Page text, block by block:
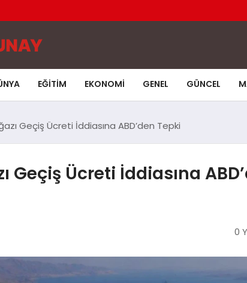
EĞITIM EKONOMI GENEL GÜNCEL
Geçiş Ücreti İddiasına ABD’den Tepki
Geçiş Ücreti İddiasına
0